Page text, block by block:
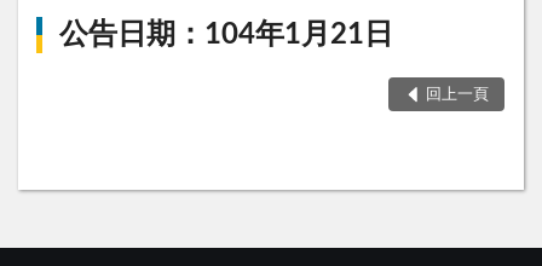
公告日期：104年1月21日
回上一頁